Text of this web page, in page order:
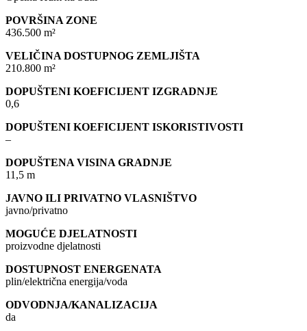
POVRŠINA ZONE
436.500 m²
VELIČINA DOSTUPNOG ZEMLJIŠTA
210.800 m²
DOPUŠTENI KOEFICIJENT IZGRADNJE
0,6
DOPUŠTENI KOEFICIJENT ISKORISTIVOSTI
–
DOPUŠTENA VISINA GRADNJE
11,5 m
JAVNO ILI PRIVATNO VLASNIŠTVO
javno/privatno
MOGUĆE DJELATNOSTI
proizvodne djelatnosti
DOSTUPNOST ENERGENATA
plin/električna energija/voda
ODVODNJA/KANALIZACIJA
da